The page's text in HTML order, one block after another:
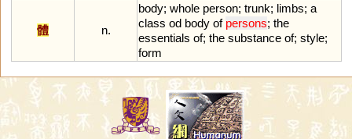
體 n.
body; whole person; trunk; limbs; a
class od body of persons; the
essentials of; the substance of; style;
form